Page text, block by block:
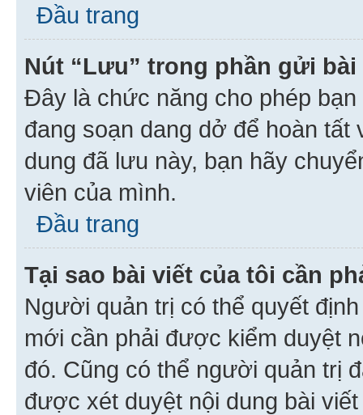
Đầu trang
Nút “Lưu” trong phần gửi
Đây là chức năng cho phép
đang soạn dang dở để hoàn
dung đã lưu này, bạn hãy
viên của mình.
Đầu trang
Tại sao bài viết của tôi cần
Người quản trị có thể quyết
mới cần phải được kiểm duyệt
đó. Cũng có thể người quản trị
được xét duyệt nội dung bài